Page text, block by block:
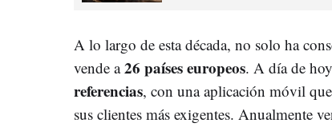
A lo largo de esta década, no solo ha
vende a26 países europeos. A día de
referencias, con una aplicación móvil
sus clientes más exigentes. Anualmente